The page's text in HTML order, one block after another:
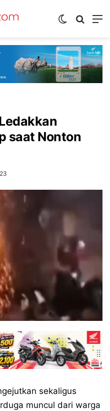
Switch skin
saat Nonton
sekaligus
muncul dari warga